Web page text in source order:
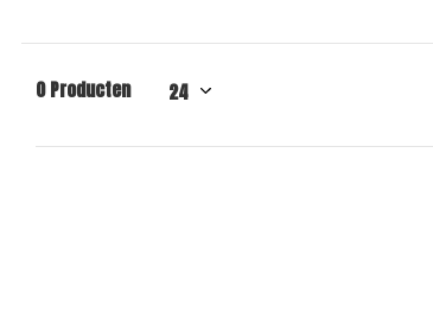
0 Producten